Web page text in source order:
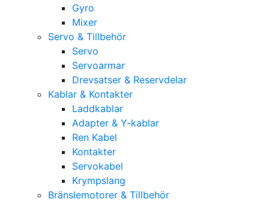
Gyro
Mixer
Servo & Tillbehör
Servo
Servoarmar
Drevsatser & Reservdelar
Kablar & Kontakter
Laddkablar
Adapter & Y-kablar
Ren Kabel
Kontakter
Servokabel
Krympslang
Bränslemotorer & Tillbehör